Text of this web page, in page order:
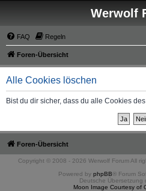
Werwolf
FAQ Regeln
Foren-Übersicht
Alle Cookies löschen
Bist du dir sicher, dass du alle Cookies
Foren-Übersicht
Copyright © 2008 - 2026 Werwolf Forum All
Powered by phpBB ® Forum
Deutsche Übersetzung
Moon Image Courtesy of